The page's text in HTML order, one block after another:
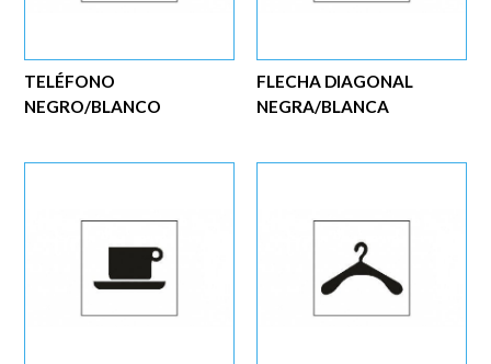
FLECHA DIAGONAL
NEGRA/BLANCA
TELÉFONO
NEGRO/BLANCO